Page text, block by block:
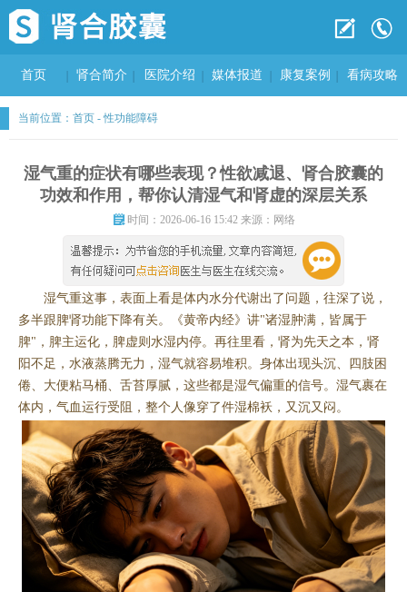
首页 肾合简介 医院介绍 媒体报道 康复案例 看病攻略
当前位置： 首页 -性功能障碍
湿气重的症状有哪些表现？性欲减退、肾合胶囊的
功效和作用，帮你认清湿气和肾虚的深层关系
时间：2026-06-16 15:42 来源：网络
湿气重这事，表面上看是体内水分代谢出了问题，往深了说，
多半跟脾肾功能下降有关。《黄帝内经》讲"诸湿肿满，皆属于
脾"，脾主运化，脾虚则水湿内停。再往里看，肾为先天之本，肾
阳不足，水液蒸腾无力，湿气就容易堆积。身体出现头沉、四肢困
倦、大便粘马桶、舌苔厚腻，这些都是湿气偏重的信号。湿气裹在
体内，气血运行受阻，整个人像穿了件湿棉袄，又沉又闷。